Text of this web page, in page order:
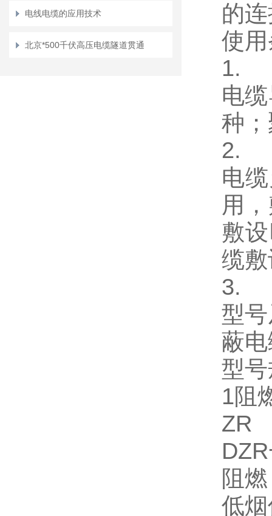
电线电缆的应用技术
北京*500千伏高压电缆隧道贯通
的
使
1.
电
种
2.
电
用
敷
缆
3.
型
蔽
型
1阻
ZR
阻燃
低